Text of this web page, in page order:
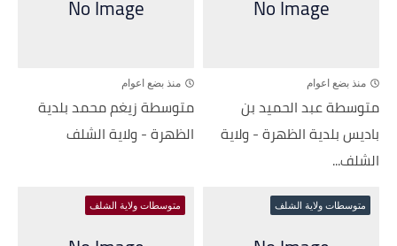
منذ بضع اعوام
متوسطة عبد الحميد بن
باديس بلدية الظهرة - ولاية
الشلف...
منذ بضع اعوام
متوسطة زيغم محمد بلدية
الظهرة - ولاية الشلف
متوسطات ولاية الشلف متوسطات ولاية الشلف